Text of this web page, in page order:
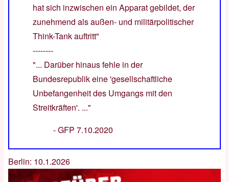
hat sich inzwischen ein Apparat gebildet, der
zunehmend als außen- und militärpolitischer
Think-Tank auftritt"
--------
"... Darüber hinaus fehle in der
Bundesrepublik eine 'gesellschaftliche
Unbefangenheit des Umgangs mit den
Streitkräften'. ..."
-GFP 7.10.2020
Berlin: 10.1.2026